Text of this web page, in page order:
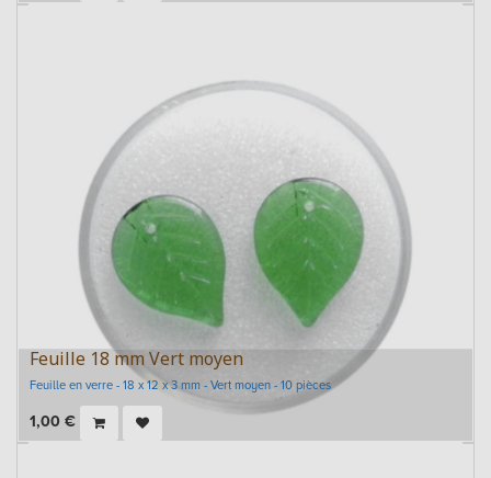
Feuille 18 mm Vert moyen
Feuille en verre - 18 x 12 x 3 mm - Vert moyen - 10 pièces
1,00 €